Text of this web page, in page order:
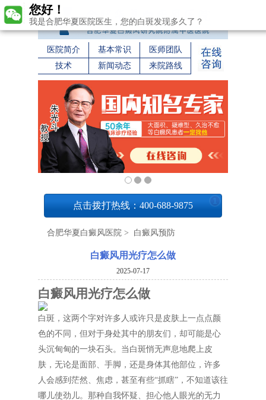
医院简介 基本常识
医师团队
技术
新闻动态 来院路线
点击拨打热线：400-688-9875
合肥华夏白癜风医院 > 白癜风预防
白癜风用光疗怎么做
2025-07-17
白癜风用光疗怎么做
白斑，这两个字对许多人或许只是皮肤上一点点颜
色的不同，但对于身处其中的朋友们，却可能是心
头沉甸甸的一块石头。当白斑悄无声息地爬上皮
肤，无论是面部、手脚，还是身体其他部位，许多
人会感到茫然、焦虑，甚至有些“抓瞎”，不知道该往
哪儿使劲儿。那种自我怀疑、担心他人眼光的无力
您好！
我是合肥华夏医院医生，您的白斑发现多久了？